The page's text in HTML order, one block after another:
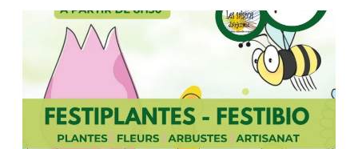
MORCENAIS,
UN
PROGRAMME
!